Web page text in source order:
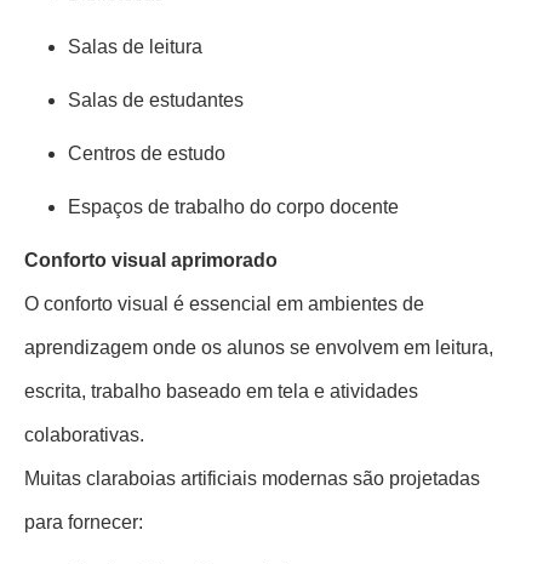
Salas de leitura
Salas de estudantes
Centros de estudo
Espaços de trabalho do corpo docente
Conforto visual aprimorado
O conforto visual é essencial em ambientes de
aprendizagem onde os alunos se envolvem em leitura,
escrita, trabalho baseado em tela e atividades
colaborativas.
Muitas claraboias artificiais modernas são projetadas
para fornecer: